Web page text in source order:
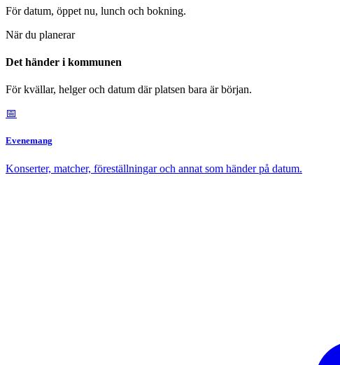
För datum, öppet nu, lunch och bokning.
När du planerar
Det händer i kommunen
För kvällar, helger och datum där platsen bara är början.
📅
Evenemang
Konserter, matcher, föreställningar och annat som händer på datum.